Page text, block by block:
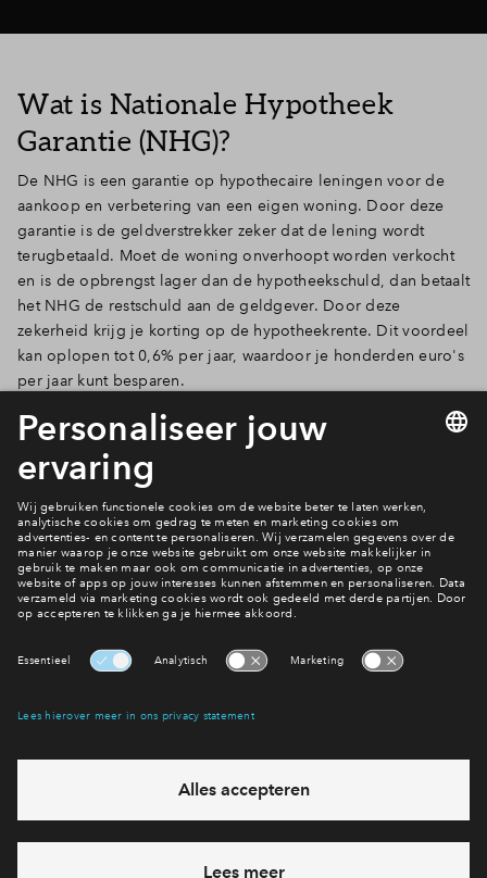
Wat is Nationale Hypotheek
Garantie (NHG)?
De NHG is een garantie op hypothecaire leningen voor de
aankoop en verbetering van een eigen woning. Door deze
garantie is de geldverstrekker zeker dat de lening wordt
terugbetaald. Moet de woning onverhoopt worden verkocht
en is de opbrengst lager dan de hypotheekschuld, dan betaalt
het NHG de restschuld aan de geldgever. Door deze
zekerheid krijg je korting op de hypotheekrente. Dit voordeel
kan oplopen tot 0,6% per jaar, waardoor je honderden euro's
per jaar kunt besparen.
NHG biedt consumenten een vangnet in slechte tijden en
deze zekerheid waarderen hypotheekverstrekkers vaak met
een lagere hypotheekrente voor de klant. Meer weten? Lees
Welke woning kies je?
Actueel aanbod
eventuele projecten
Ja, ik wil mij aanmelden